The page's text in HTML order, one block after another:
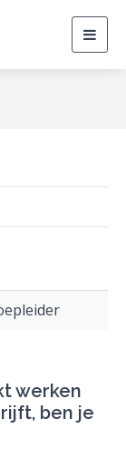
werken
ben je